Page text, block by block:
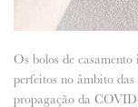
Os bolos de
perfeitos no âmbito das
propagação da